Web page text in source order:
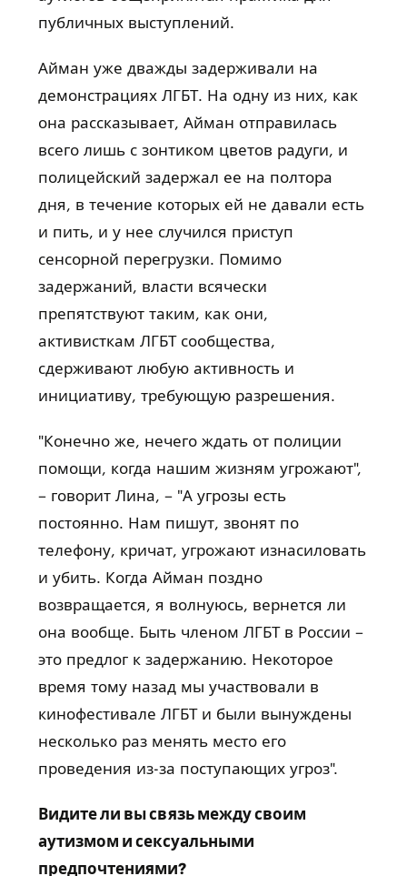
публичных выступлений.
Айман уже дважды задерживали на
демонстрациях ЛГБТ. На одну из них, как
она рассказывает, Айман отправилась
всего лишь с зонтиком цветов радуги, и
полицейский задержал ее на полтора
дня, в течение которых ей не давали есть
и пить, и у нее случился приступ
сенсорной перегрузки. Помимо
задержаний, власти всячески
препятствуют таким, как они,
активисткам ЛГБТ сообщества,
сдерживают любую активность и
инициативу, требующую разрешения.
"Конечно же, нечего ждать от полиции
помощи, когда нашим жизням угрожают",
– говорит Лина, – "А угрозы есть
постоянно. Нам пишут, звонят по
телефону, кричат, угрожают изнасиловать
и убить. Когда Айман поздно
возвращается, я волнуюсь, вернется ли
она вообще. Быть членом ЛГБТ в России –
это предлог к задержанию. Некоторое
время тому назад мы участвовали в
кинофестивале ЛГБТ и были вынуждены
несколько раз менять место его
проведения из-за поступающих угроз".
Видите ли вы связь между своим
аутизмом и сексуальными
предпочтениями?